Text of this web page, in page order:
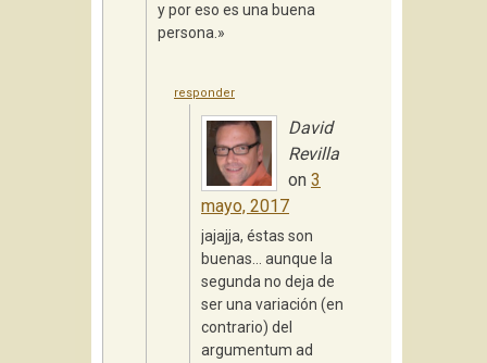
y por eso es una buena
persona.»
responder
David
Revilla
on 3
mayo, 2017
jajajja, éstas son
buenas… aunque la
segunda no deja de
ser una variación (en
contrario) del
argumentum ad